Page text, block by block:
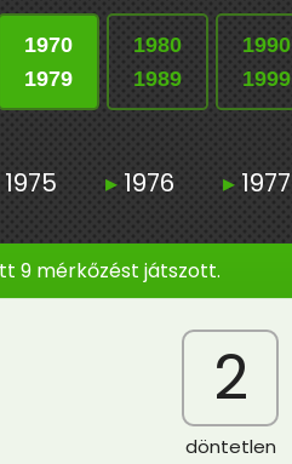
1970
1979
1980
1989
1990
1999
1975 ▸ 1976 ▸ 1977
9 mérkőzést játszott.
2
döntetlen